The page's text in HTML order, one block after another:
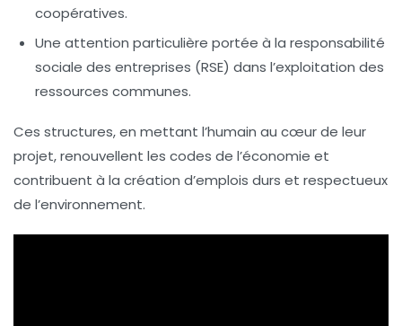
coopératives.
Une attention particulière portée à la responsabilité
sociale des entreprises (RSE) dans l’exploitation des
ressources communes.
Ces structures, en mettant l’humain au cœurde leur
projet, renouvellent les codes de l’économie et
contribuent à la création d’emplois durs et respectueux
de l’environnement.